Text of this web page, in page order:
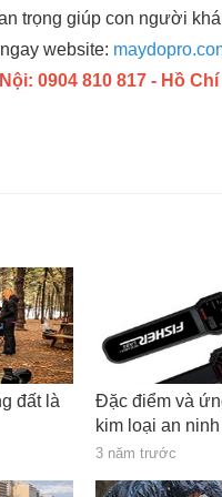
trọng giúp con người
website:
0904 810 817 - Hồ
đất là
Đặc điểm và
kim loại an ninh
3 năm trước